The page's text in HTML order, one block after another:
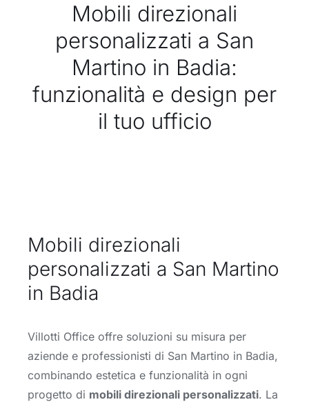
CHI SIAMO
PORTFOLIO
CONTATTI
Mobili direzionali
personalizzati a San
Martino in Badia:
funzionalità e design per
il tuo ufficio
Mobili direzionali
personalizzati a San Martino
in Badia
Villotti Office offre soluzioni su misura per
aziende e professionisti di San Martino in Badia,
combinando estetica e funzionalità in ogni
progetto di mobili direzionali personalizzati. La